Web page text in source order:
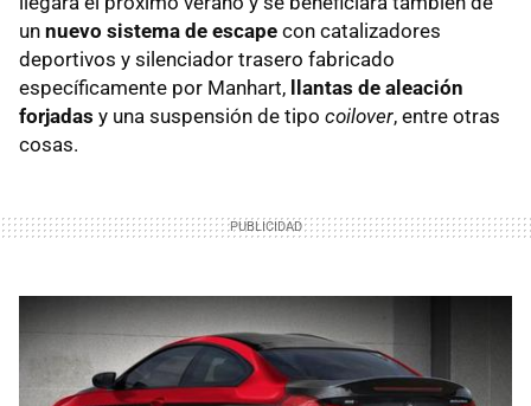
un nuevo sistema de escape con catalizadores
deportivos y silenciador trasero fabricado
específicamente por Manhart, llantas de aleación
forjadas y una suspensión de tipo coilover, entre otras
cosas.